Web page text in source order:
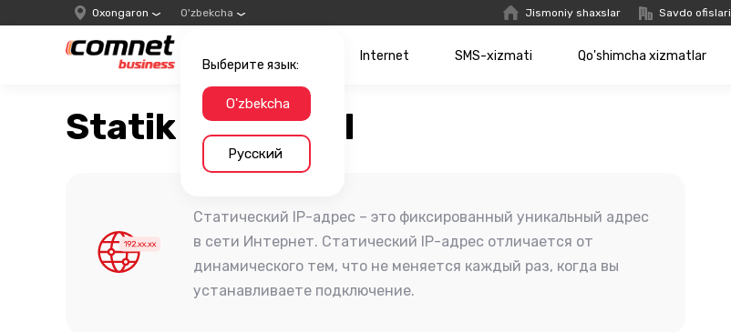
Oxongaron O'zbekcha
Выберите язык:
O'zbekcha
Русский
Jismoniy shaxslar Savdo ofislari
Internet SMS-xizmati Qo'shimcha xizmatlar
Statik IP-manzil
Статический IP-адрес – это фиксированный уникальный адрес
в сети Интернет. Статический IP-адрес отличается от
динамического тем, что не меняется каждый раз, когда вы
устанавливаете подключение.